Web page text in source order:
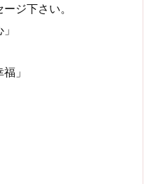
ジ下さい。
」